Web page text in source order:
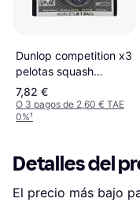
Dunlop competition x3
pelotas squash
Amarillo UNICA
7,82 €
O 3 pagos de 2,60 € TAE
0%¹
Detalles del
El precio más bajo